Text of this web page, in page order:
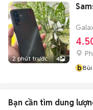
2 phút trước 4
b
Bạn cần tìm dung